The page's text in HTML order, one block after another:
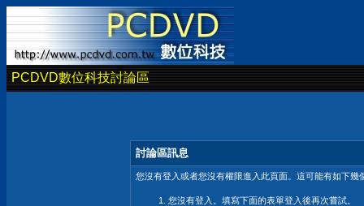
PCDVD數位科技討論區
討論區訊息
您沒有登入或者您沒有權限進入此頁面。這可能有如下幾
您沒有登入。填寫下面的表單登入後再次嘗試。